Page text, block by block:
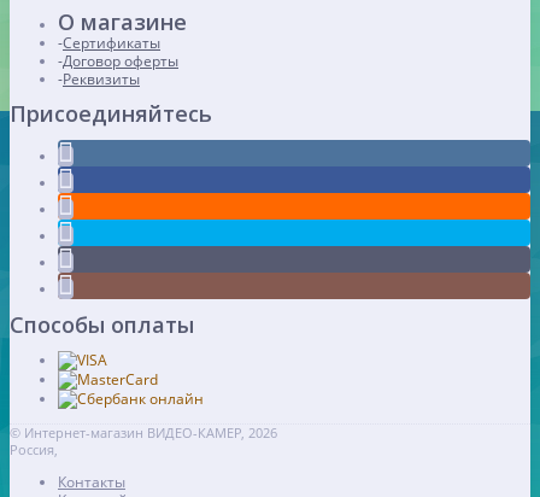
О магазине
Сертификаты
Договор оферты
Реквизиты
Присоединяйтесь
Способы оплаты
© Интернет-магазин ВИДЕО-КАМЕР, 2026
Россия,
Контакты